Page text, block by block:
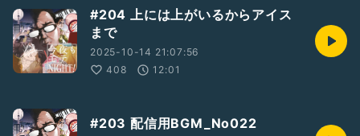
#204 上には上がいるからアイス
まで
2025-10-14 21:07:56
408
12:01
#203 配信用BGM_No022